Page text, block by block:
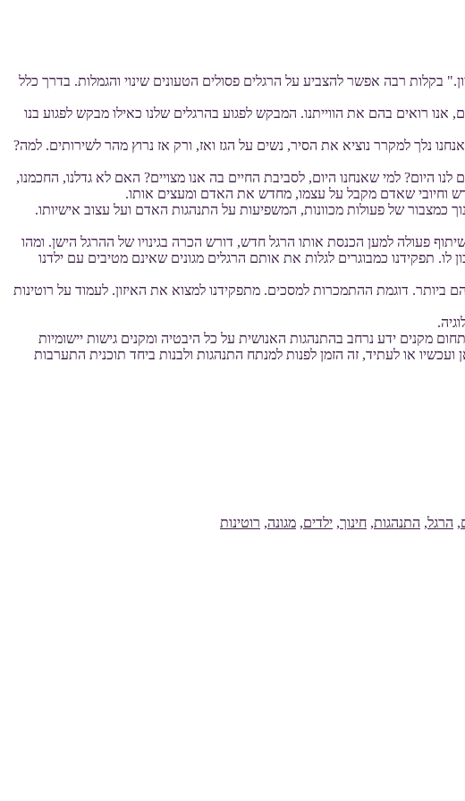
בקלות רבה אפשר להצביע על הרגלים פסולים הטעונים שינוי והגמלות. בדרך כלל
רואים בהם את הווייתנו. המבקש לפגוע בהרגלים שלנו כאילו מבקש לפגוע בנו
נלך למקרר נוציא את הסיר, נשים על הגז ואז, ורק אז נרוץ מהר לשירותים. למה?
היום? למי שאנחנו היום, לסביבת החיים בה אנו מצויים? האם לא גדלנו, החכמנו,
וחיובי שאדם מקבל על עצמו, מחדש את האדם ומעצים אותו.
כמצבור של פעולות מכוונות, המשפיעות על התנהגות האדם ועל עצוב אישיותו.
פעולה למען הכנסת אותו הרגל חדש, דורש הכרה בגינויו של ההרגל הישן. ומהו
לו. תפקידנו כמבוגרים לגלות את אותם הרגלים מגונים שאינם מטיבים עם ילדנו
ביותר. דוגמת ההתמכרות למסכים. מתפקידנו למצוא את האיזון. לעמוד על רוטינות
מקנים ידע נרחב בהתנהגות האנושית על כל היבטיה ומקנים גישות יישומיות
או לעתיד, זה הזמן לפנות למנתח התנהגות ולבנות ביחד תוכנית התערבות
, הרגל, התנהגות, חינוך, ילדים, מגונה, רוטינות